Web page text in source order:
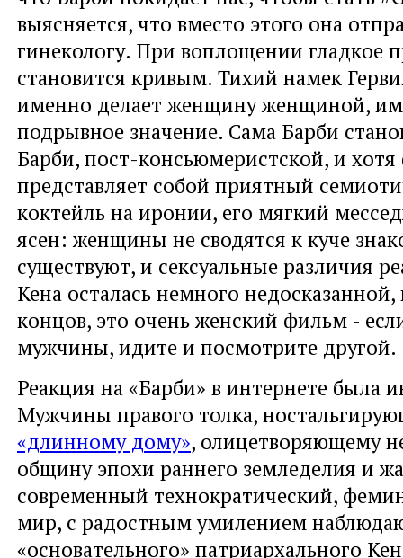
выясняется, что вместо этого она
гинекологу. При воплощении гладкое
становится кривым. Тихий намек
именно делает женщину женщиной,
подрывное значение. Сама Барби
Барби, пост-консьюмеристской, и
представляет собой приятный
коктейль на иронии, его мягкий
ясен: женщины не сводятся к куче
существуют, и сексуальные различия
Кена осталась немного
концов, это очень женский фильм -
мужчины, идите и посмотрите другой.
Реакция на «Барби» в интернете была
Мужчины правого толка,
«длинному дому», олицетворяющему
общину эпохи раннего земледелия и
современный технократический,
мир, с радостным умилением
«основательного» патриархального